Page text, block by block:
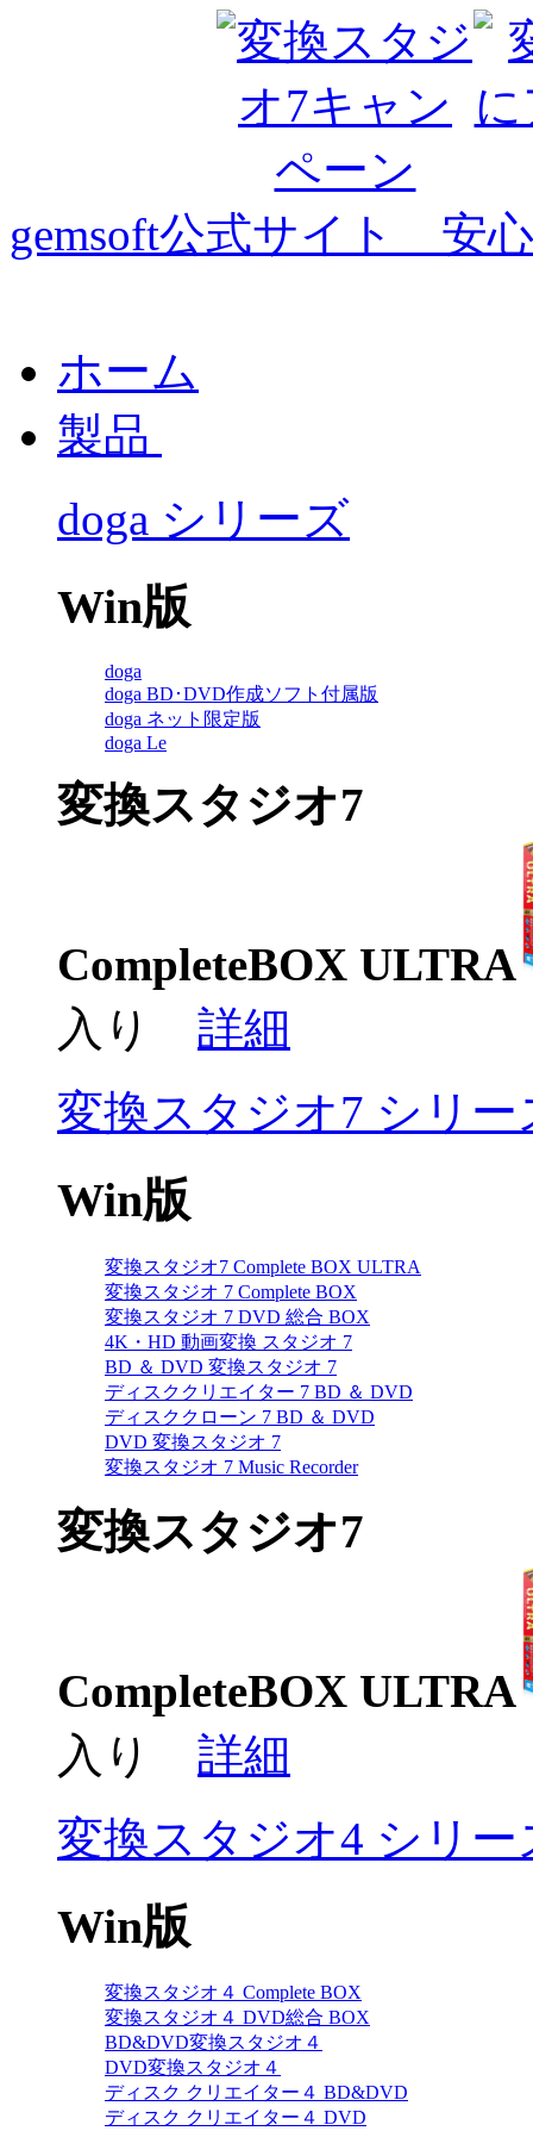
gemsoft公式サイト 安
ホーム
製品
doga シリーズ
Win版
doga
doga BD･DVD作成ソフト付属版
doga ネット限定版
doga Le
変換スタジオ7
CompleteBOX ULTRA
入り 詳細
変換スタジオ7 シリー
Win版
変換スタジオ7 Complete BOX ULTRA
変換スタジオ 7 Complete BOX
変換スタジオ 7 DVD 総合 BOX
4K・HD 動画変換 スタジオ 7
BD ＆ DVD 変換スタジオ 7
ディスククリエイター 7 BD ＆ DVD
ディスククローン 7 BD ＆ DVD
DVD 変換スタジオ 7
変換スタジオ 7 Music Recorder
変換スタジオ7
CompleteBOX ULTRA
入り 詳細
変換スタジオ4 シリ
Win版
変換スタジオ４ Complete BOX
変換スタジオ４ DVD総合 BOX
BD&DVD変換スタジオ４
DVD変換スタジオ４
ディスク クリエイター４ BD&DVD
ディスク クリエイター４ DVD